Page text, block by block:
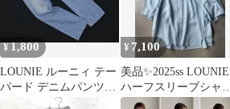
¥1,800
LOUNIE ルーニィ テー
パード デニムパンツ
size36/青 ■■ レディース
¥ 7,100
美品✨2025ss LOUNIE
ハーフスリーブシャツ
ブラウス ルーニィ